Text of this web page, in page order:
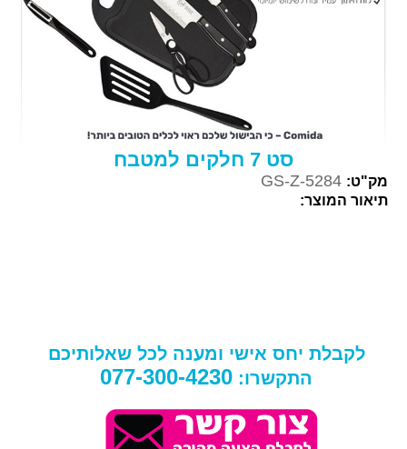
סט 7 חלקים למטבח
מק"ט: GS-Z-5284
תיאור המוצר:
לקבלת יחס אישי ומענה לכל שאלותיכם
התקשרו: 077-300-4230